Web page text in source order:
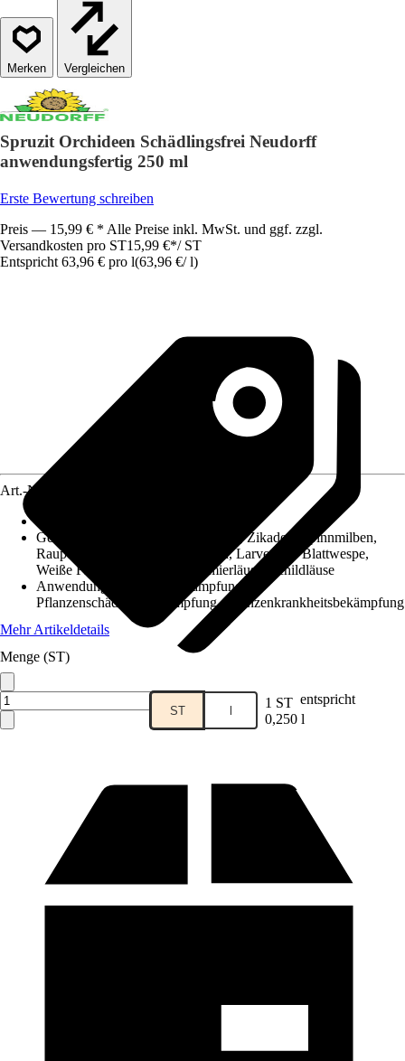
Vergleichen
Spruzit Orchideen Schädlingsfrei Neudorff
anwendungsfertig 250 ml
Erste Bewertung schreiben
Preis — 15,99 € * Alle Preise inkl. MwSt. und ggf. zzgl.
Versandkosten pro ST15,99 €*/ ST
Entspricht 63,96 € pro l(63,96 €/ l)
Verkauf durch:HORNBACH
Art.-Nr.
Geeignet gegen
Blattläuse, Thripse, Zikaden, Spinnmilben,
Raupe, Käfer, Käfer, Blattwespen, Larven der Blattwespe,
Weiße Fliegen, Woll- und Schmierläuse, Schildläuse
Anwendung
Schadpilzbekämpfung,
Pflanzenschädlingsbekämpfung, Pflanzenkrankheitsbekämpfung
Mehr Artikeldetails
Menge (ST)
ST l 1 ST entspricht
0,250 l